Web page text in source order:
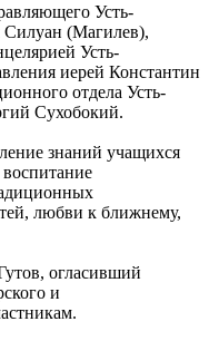
Усть-
Силуан (Магилев),
Усть-
иерей Константин
отдела Усть-
Сухобокий.
знаний учащихся
любви к ближнему,
огласивший
и